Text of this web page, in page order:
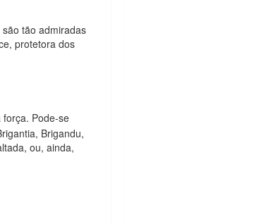
tão admiradas
protetora dos
Pode-se
Brigandu,
ou, ainda,